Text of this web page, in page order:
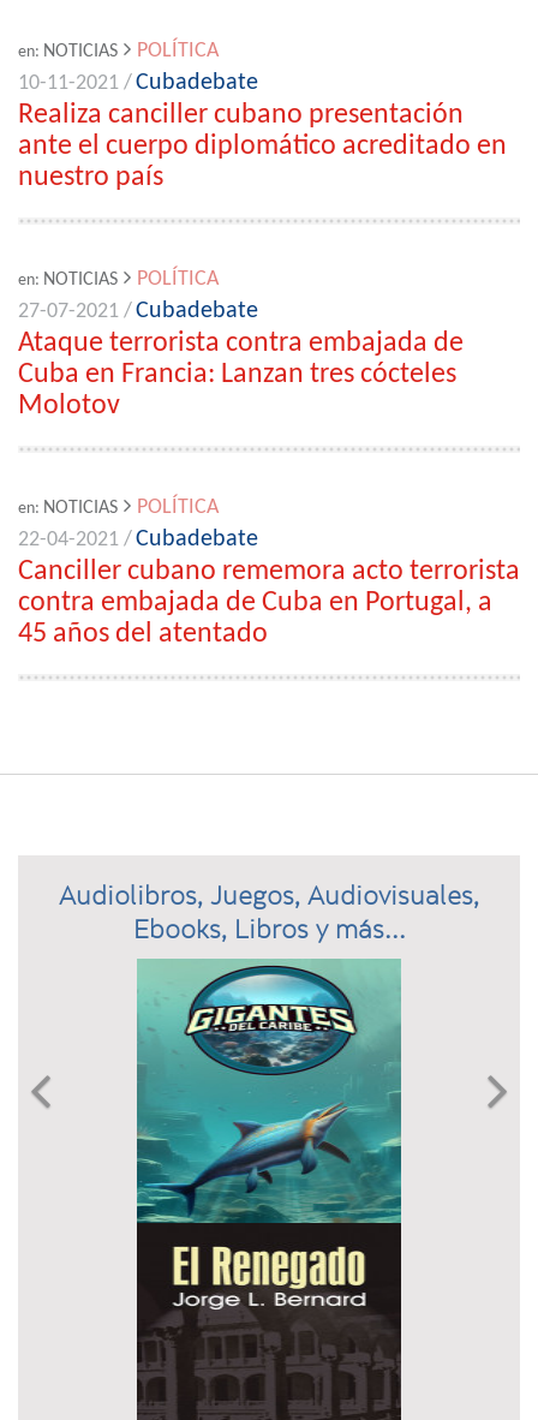
en: NOTICIAS
POLÍTICA
10-11-2021 /Cubadebate
Realiza canciller cubano presentación
ante el cuerpo diplomático acreditado en
nuestro país
en: NOTICIAS
POLÍTICA
27-07-2021 /Cubadebate
Ataque terrorista contra embajada de
Cuba en Francia: Lanzan tres cócteles
Molotov
en: NOTICIAS
POLÍTICA
22-04-2021 /Cubadebate
Canciller cubano rememora acto terrorista
contra embajada de Cuba en Portugal, a
45 años del atentado
Audiolibros, Juegos, Audiovisuales,
Ebooks, Libros y más...
Previous 